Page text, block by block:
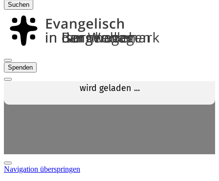
Suchen
Spenden
Navigation überspringen